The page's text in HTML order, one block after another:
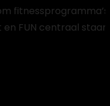
FUN centraal